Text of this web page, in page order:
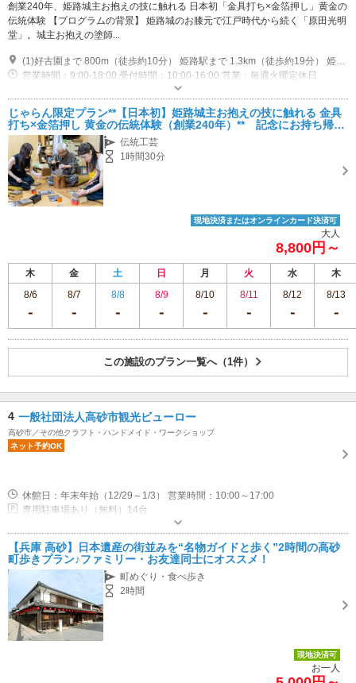
創業240年、姫路城主お抱えの技に触れる 日本初「金具打ち×金箔押し」黄金の
伝統体験 【プログラムの背景】 姫路城のお膝元で江戸時代から続く「原田光明
堂」。城主お抱えの塗師...
(1)好古園まで 800m（徒歩約10分） 姫路駅まで 1.3km（徒歩約19分） 姫路城まで 1.3km（徒歩約19分）
営業時間：9:00-18:00 受付時間：10:00-16:00 営業：毎週火曜定休日
じゃらん限定プラン**【日本初】姫路城主お抱えの技に触れる 金具
打ち×金箔押し 黄金の伝統体験（創業240年）** 記念にお持ち帰り
いただける粗品付き 女性・カップルにおすすめ♪
伝統工芸
1時間30分
現地決済またはオンラインカード決済可
大人
8,800円～
木 金 土 日 月 火 水
木
8/6
8/7 8/8 8/9 8/10 8/11 8/12 8/13
この施設のプラン一覧へ（1件）
4 一般社団法人高砂市観光ビューロー
高砂市／その他クラフト・ハンドメイド・ワークショップ
ネット予約OK
休館日：年末年始（12/29～1/3） 営業時間：10:00～17:00
専用駐車場あり（無料）14台
【兵庫 高砂】日本遺産の街並みを“名物ガイドと歩く”2時間の高砂
町歩きプラン♪ファミリー・お友達同士にオススメ！
町めぐり・食べ歩き
2時間
現地決済可
お一人